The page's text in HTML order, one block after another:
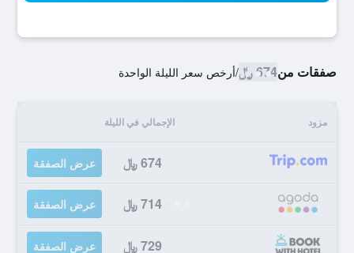
صفقات من674 ﷼ /أرخص سعر الليلة الواحدة
مزود الإجمالي في الليلة
674 ﷼ عرض الصفقة
714 ﷼ عرض الصفقة
729 ﷼ عرض الصفقة